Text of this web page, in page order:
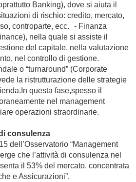
Banking), dove si aiuta il
di rischio: credito, mercato,
controparte, ecc. - Finanza
nella quale si assiste il
del capitale, nella valutazione
nel controllo di gestione.
o “turnaround” (Corporate
la ristrutturazione delle strategie
questa fase,spesso il
nel management
operazioni straordinarie.
consulenza
dell’Osservatorio “Management
che l’attività di consulenza nel
il 53% del mercato, concentrata
e Assicurazioni”,